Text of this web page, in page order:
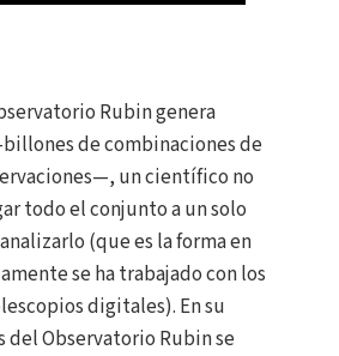
Rubin genera
de combinaciones de
un científico no
todo el conjunto a un solo
(que es la forma en
se ha trabajado con los
digitales). En su
del Observatorio Rubin se